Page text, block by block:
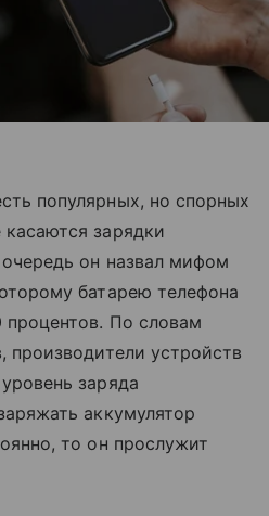
популярных, но спорных
зарядки
он назвал мифом
батарею телефона
процентов. По словам
производители устройств
заряда
аккумулятор
то он прослужит